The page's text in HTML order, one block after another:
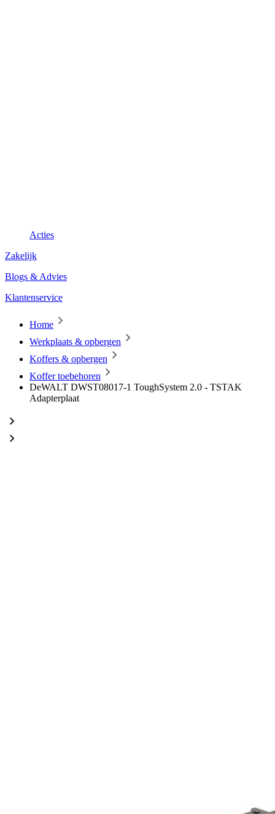
Acties
Zakelijk
Blogs & Advies
Klantenservice
Home
Werkplaats & opbergen
Koffers & opbergen
Koffer toebehoren
DeWALT DWST08017-1 ToughSystem 2.0 - TSTAK
Adapterplaat